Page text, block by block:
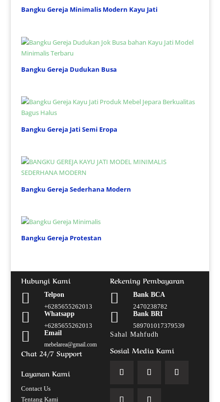
Bangku Gereja Minimalis Modern Kayu Jati
Bangku Gereja Dudukan Busa
Bangku Gereja Jati Semi Eropa
Bangku Gereja Sederhana Modern
Bangku Gereja Protestan
Hubungi Kami

Telpon
+6285655262013

Whatsapp
+6285655262013
 Email
mebelarea@gmail.com
Chat 24/7 Support
Layanan Kami
Contact Us
Tentang Kami
Rekening Pembayaran

Bank BCA
2470238782

Bank BRI
589701017379539
Sahal Mahfudh
Sosial Media Kami